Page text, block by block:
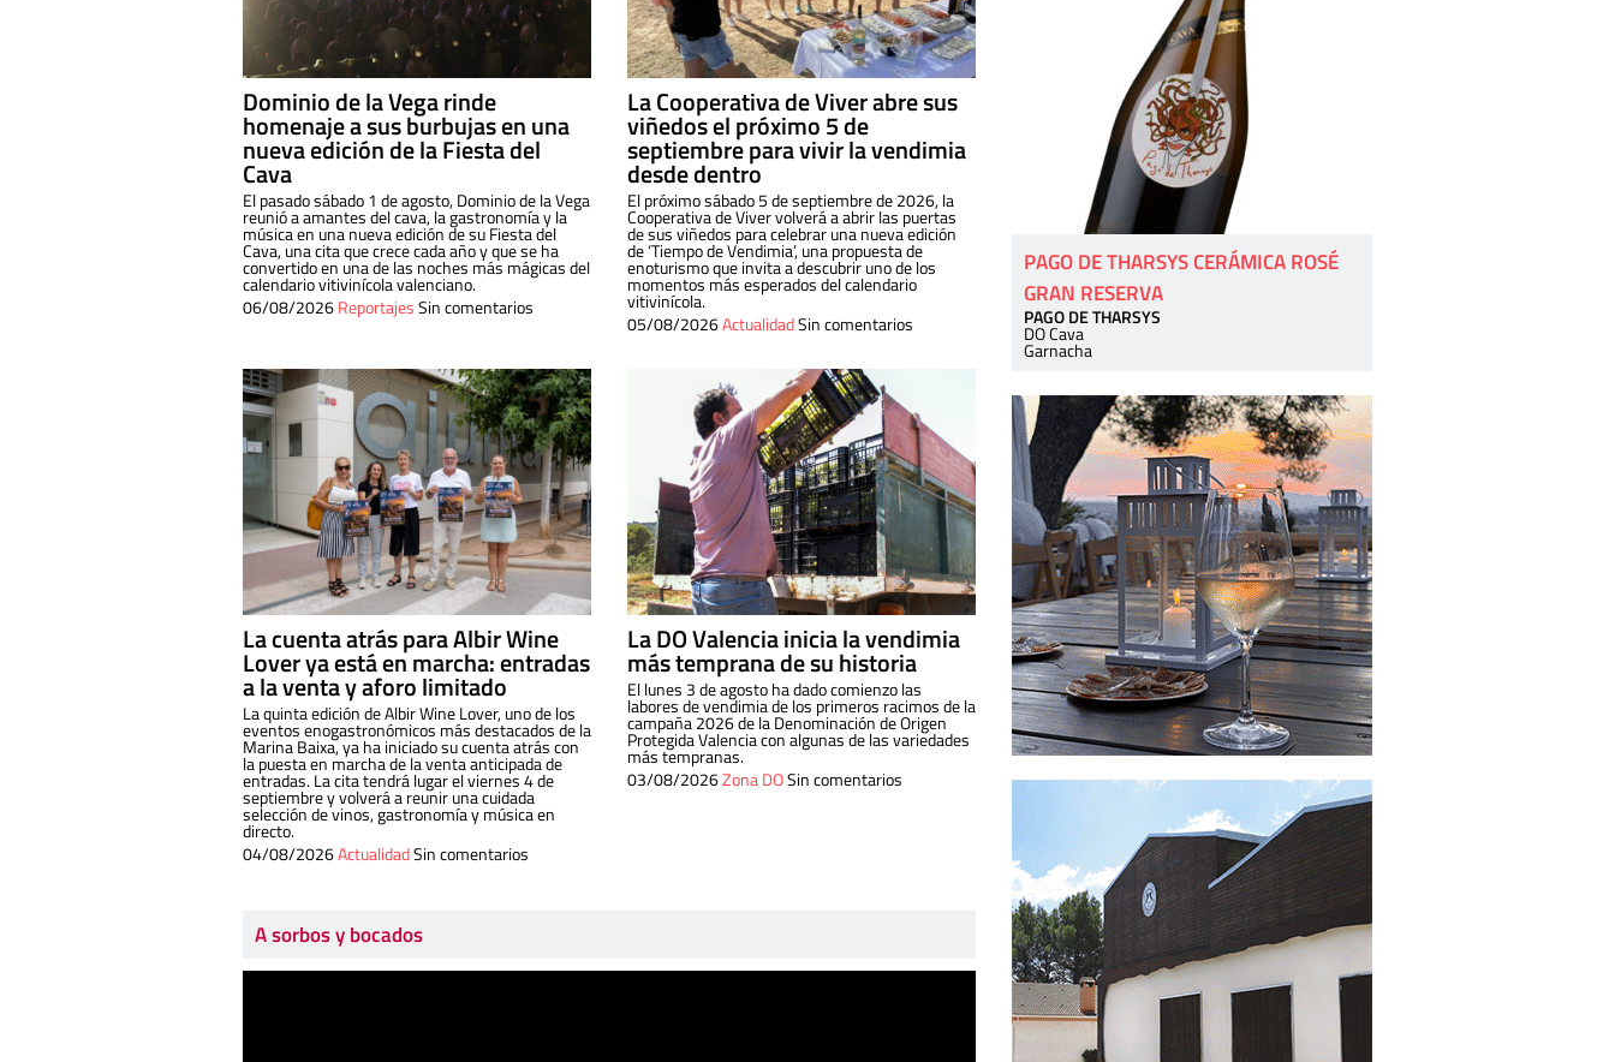
Dominio de la Vega rinde
homenaje a sus burbujas en una
nueva edición de la Fiesta del
Cava
El pasado sábado 1 de agosto, Dominio de la Vega
reunió a amantes del cava, la gastronomía y la
música en una nueva edición de su Fiesta del
Cava, una cita que crece cada año y que se ha
convertido en una de las noches más mágicas del
calendario vitivinícola valenciano.
06/08/2026ReportajesSin comentarios
La Cooperativa de Viver abre sus
viñedos el próximo 5 de
septiembre para vivir la vendimia
desde dentro
El próximo sábado 5 de septiembre de 2026, la
Cooperativa de Viver volverá a abrir las puertas
de sus viñedos para celebrar una nueva edición
de ‘Tiempo de Vendimia’, una propuesta de
enoturismo que invita a descubrir uno de los
momentos más esperados del calendario
vitivinícola.
05/08/2026ActualidadSin comentarios
La cuenta atrás para Albir Wine
Lover ya está en marcha: entradas
a la venta y aforo limitado
La quinta edición de Albir Wine Lover, uno de los
eventos enogastronómicos más destacados de la
Marina Baixa, ya ha iniciado su cuenta atrás con
la puesta en marcha de la venta anticipada de
entradas. La cita tendrá lugar el viernes 4 de
septiembre y volverá a reunir una cuidada
selección de vinos, gastronomía y música en
directo.
04/08/2026ActualidadSin comentarios
La DO Valencia inicia la vendimia
más temprana de su historia
El lunes 3 de agosto ha dado comienzo las
labores de vendimia de los primeros racimos de la
campaña 2026 de la Denominación de Origen
Protegida Valencia con algunas de las variedades
más tempranas.
03/08/2026Zona DOSin comentarios
A sorbos y bocados
PAGO DE THARSYS CERÁMICA ROSÉ
GRAN RESERVA
PAGO DE THARSYS
DO Cava
Garnacha